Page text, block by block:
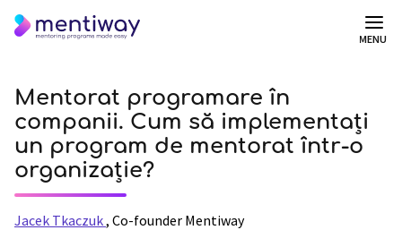
MENU
Mentorat programare în
companii. Cum să implementați
un program de mentorat într-o
organizație?
Jacek Tkaczuk, Co-founder Mentiway